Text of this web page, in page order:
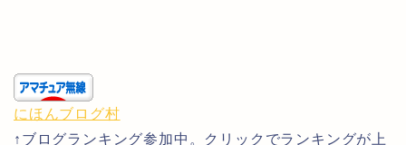
にほんブログ村
↑ブログランキング参加中。クリックでランキングが上